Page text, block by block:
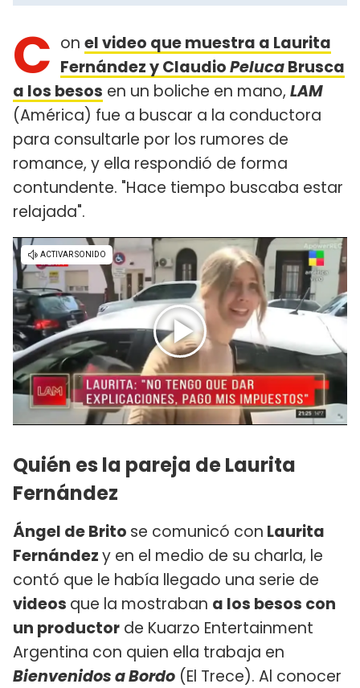
C on el video que muestra a Laurita
Fernández y ClaudioPelucaBrusca
a los besos en un boliche en mano, LAM
(América) fue a buscar a la conductora
para consultarle por los rumores de
romance, y ella respondió de forma
contundente. "Hace tiempo buscaba estar
relajada".
Quién es la pareja de Laurita
Fernández
Ángel de Brito se comunicó con Laurita
Fernándezy en el medio de su charla, le
contó que le había llegado una serie de
videos que la mostraban a los besos con
un productor de Kuarzo Entertainment
Argentina con quien ella trabaja en
Bienvenidos a Bordo (El Trece). Al conocer